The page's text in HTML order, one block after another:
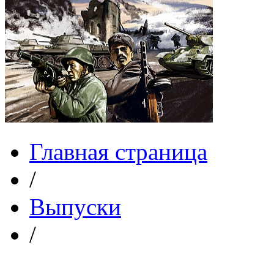
Главная страница
/
Выпуски
/